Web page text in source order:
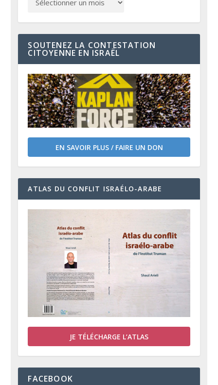
SOUTENEZ LA CONTESTATION
CITOYENNE EN ISRAËL
EN SAVOIR PLUS / FAIRE UN DON
ATLAS DU CONFLIT ISRAÉLO-ARABE
JE TÉLÉCHARGE L’ATLAS
FACEBOOK